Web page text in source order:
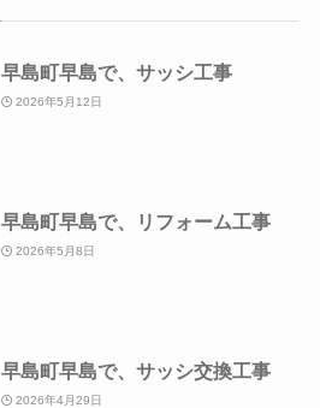
早島町早島で、サッシ工事
2026年5月12日
早島町早島で、リフォーム工事
2026年5月8日
早島町早島で、サッシ交換工事
2026年4月29日